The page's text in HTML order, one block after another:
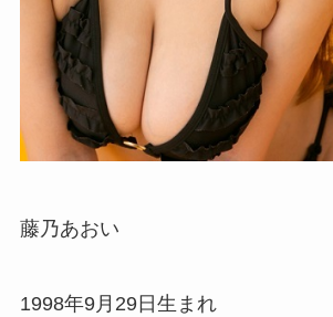
藤乃あおい
1998年9月29日生まれ